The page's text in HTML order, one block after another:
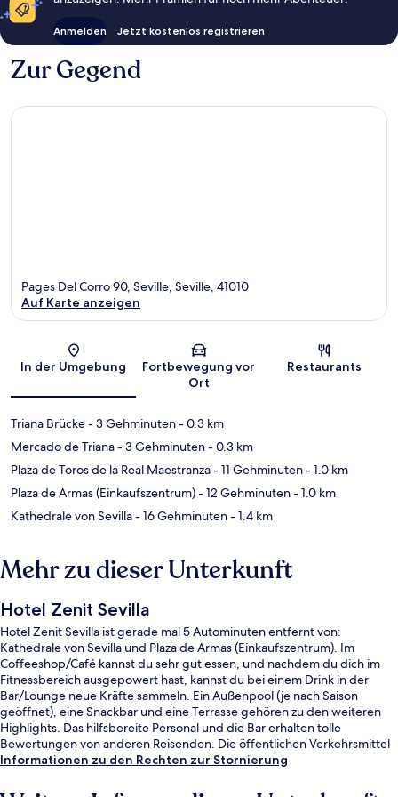
Anmelden Jetzt kostenlos registrieren
Zur Gegend
Karte
Pages Del Corro 90, Seville, Seville, 41010
Auf Karte anzeigen
In der Umgebung
Fortbewegung vor
Ort
Restaurants
Triana Brücke- 3 Gehminuten- 0.3 km
Mercado de Triana- 3 Gehminuten- 0.3 km
Plaza de Toros de la Real Maestranza- 11 Gehminuten- 1.0 km
Plaza de Armas (Einkaufszentrum)- 12 Gehminuten- 1.0 km
Kathedrale von Sevilla- 16 Gehminuten- 1.4 km
Mehr zu dieser Unterkunft
Hotel Zenit Sevilla
Hotel Zenit Sevilla ist gerade mal 5 Autominuten entfernt von:
Kathedrale von Sevilla und Plaza de Armas (Einkaufszentrum). Im
Coffeeshop/Café kannst du sehr gut essen, und nachdem du dich im
Fitnessbereich ausgepowert hast, kannst du bei einem Drink in der
Bar/Lounge neue Kräfte sammeln. Ein Außenpool (je nach Saison
geöffnet), eine Snackbar und eine Terrasse gehören zu den weiteren
Highlights. Das hilfsbereite Personal und die Bar erhalten tolle
Bewertungen von anderen Reisenden. Die öffentlichen Verkehrsmittel
sind ganz in der Nähe: Zur U-Bahn (Plaza de Cuba Station) sind es nur 9
Informationen zu den Rechten zur Stornierung